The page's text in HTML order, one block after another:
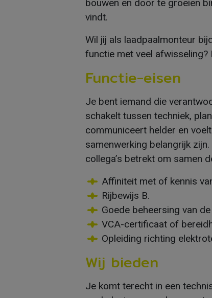
bouwen en door te groeien
vindt.
Wil jij als laadpaalmonteur
functie met veel afwisseling?
Functie-eisen
Je bent iemand die
schakelt tussen techniek,
communiceert helder en
samenwerking belangrijk
collega’s betrekt om samen
Affiniteit met of kennis
Rijbewijs B.
Goede beheersing van
VCA-certificaat of
Opleiding richting
Wij bieden
Je komt terecht in een